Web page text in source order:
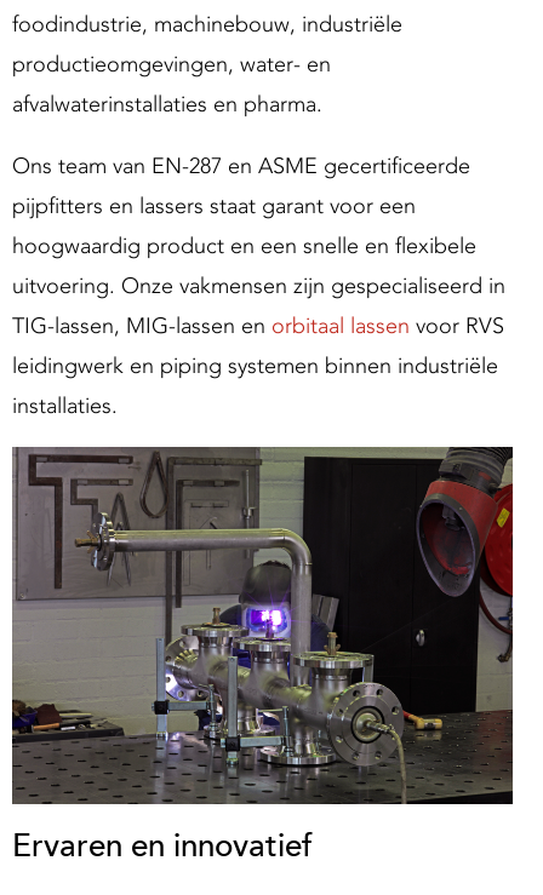
foodindustrie, machinebouw, industriële
productieomgevingen, water- en
afvalwaterinstallaties en pharma.
Ons team van EN-287 en ASME gecertificeerde
pijpfitters en lassers staat garant voor een
hoogwaardig product en een snelle en flexibele
uitvoering. Onze vakmensen zijn gespecialiseerd in
TIG-lassen, MIG-lassen en orbitaal lassen voor RVS
leidingwerk en piping systemen binnen industriële
installaties.
Ervaren en innovatief